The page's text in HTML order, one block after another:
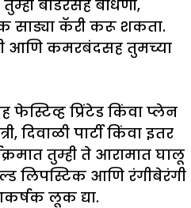
बॉर्डरसह बांधणी,
साड्या कॅरी करू शकता.
आणि कमरबंदसह तुमच्या
फेस्टिव्ह प्रिंटेड किंवा प्लेन
दिवाळी पार्टी किंवा इतर
तुम्ही ते आरामात घालू
लिपस्टिक आणि रंगीबेरंगी
लूक द्या.